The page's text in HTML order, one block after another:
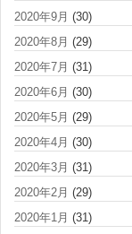
2020年9月 (30)
2020年8月 (29)
2020年7月 (31)
2020年6月 (30)
2020年5月 (29)
2020年4月 (30)
2020年3月 (31)
2020年2月 (29)
2020年1月 (31)